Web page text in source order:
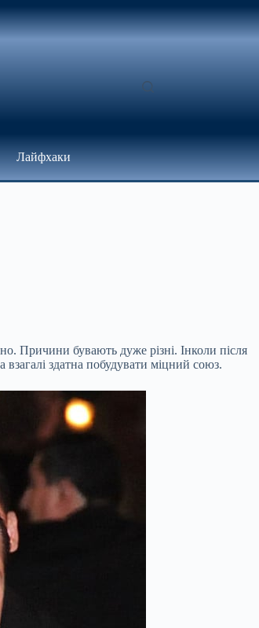
Лайфхаки
Причини бувають дуже різні. Інколи після
здатна побудувати міцний союз.